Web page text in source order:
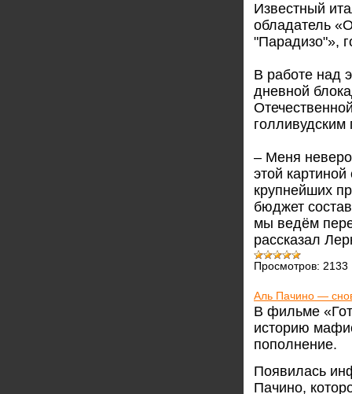
Известный
обладатель
"Парадизо"»,
В работе над
дневной
– Меня
этой
крупнейших
бюджет
мы ведём
рассказал
Просмотров: 2133
Аль Пачино —
В фильме
историю
пополнение.
Появилась
Пачино,